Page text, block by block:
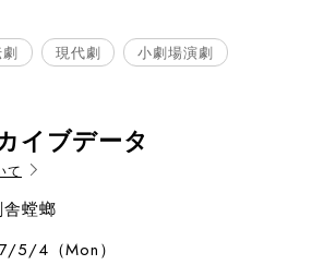
現代劇 小劇場演劇
イブデータ
て
螳螂
5/4（Mon）